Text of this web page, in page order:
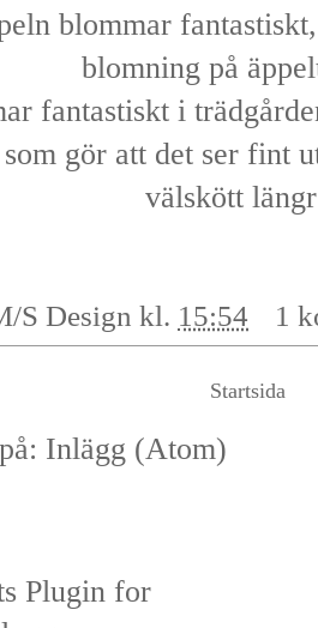
blommar
blomning på
fantastiskt i
gör att det ser fint
välskött
S Design kl. 15:54 1
Startsida
Inlägg (Atom)